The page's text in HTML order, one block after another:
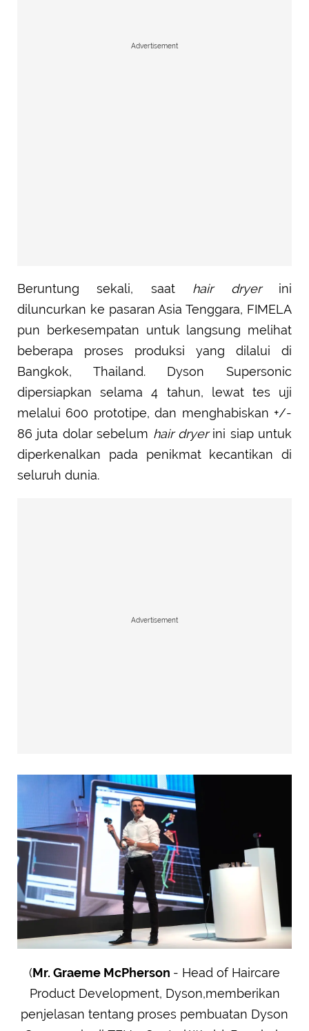
Advertisement
Beruntung sekali, saat hair dryerini
diluncurkan ke pasaran Asia Tenggara, FIMELA
pun berkesempatan untuk langsung melihat
beberapa proses produksi yang dilalui di
Bangkok, Thailand. Dyson Supersonic
dipersiapkan selama 4 tahun, lewat tes uji
melalui 600 prototipe, dan menghabiskan +/-
86 juta dolar sebelum hair dryerini siap untuk
diperkenalkan pada penikmat kecantikan di
seluruh dunia.
Advertisement
(Mr. Graeme McPherson - Head of Haircare
Product Development, Dyson,memberikan
penjelasan tentang proses pembuatan Dyson